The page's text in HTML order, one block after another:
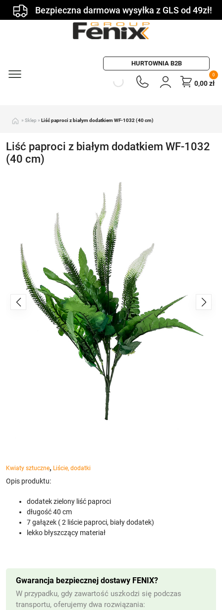
Bezpieczna darmowa wysyłka z GLS od 49zł!
HURTOWNIA B2B
0
0,00zł
» Sklep » Liść paproci z białym dodatkiem WF-1032 (40 cm)
Liść paproci z białym dodatkiem WF-1032
(40 cm)
Kwiaty sztuczne, Liście, dodatki
Opis produktu:
dodatek zielony liść paproci
długość 40 cm
7 gałązek ( 2 liście paproci, biały dodatek)
lekko błyszczący materiał
Gwarancja bezpiecznej dostawy FENIX?
W przypadku, gdy zawartość uszkodzi się podczas
transportu, oferujemy dwa rozwiązania: